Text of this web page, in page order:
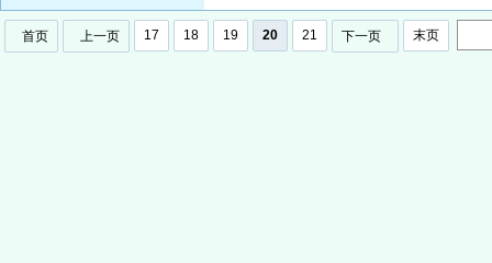
首页 上一页 17 18 19 20 21 下一页 末页